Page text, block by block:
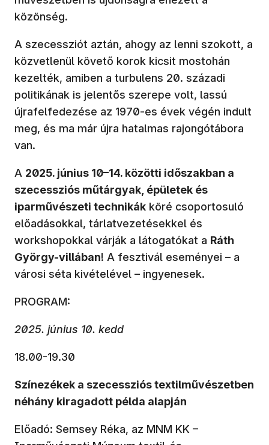
közönség.
A szecessziót aztán, ahogy az lenni szokott, a
közvetlenül követő korok kicsit mostohán
kezelték, amiben a turbulens 20. századi
politikának is jelentős szerepe volt, lassú
újrafelfedezése az 1970-es évek végén indult
meg, és ma már újra hatalmas rajongótábora
van.
A 2025. június 10–14. közötti időszakban a
szecessziós műtárgyak, épületek és
iparművészeti technikák köré csoportosuló
előadásokkal, tárlatvezetésekkel és
workshopokkal várják a látogatókat a Ráth
György-villában! A fesztivál eseményei – a
városi séta kivételével – ingyenesek.
PROGRAM:
2025. június 10. kedd
18.00-19.30
Színezékek a szecessziós textilművészetben
néhány kiragadott példa alapján
Előadó: Semsey Réka, az MNM KK –